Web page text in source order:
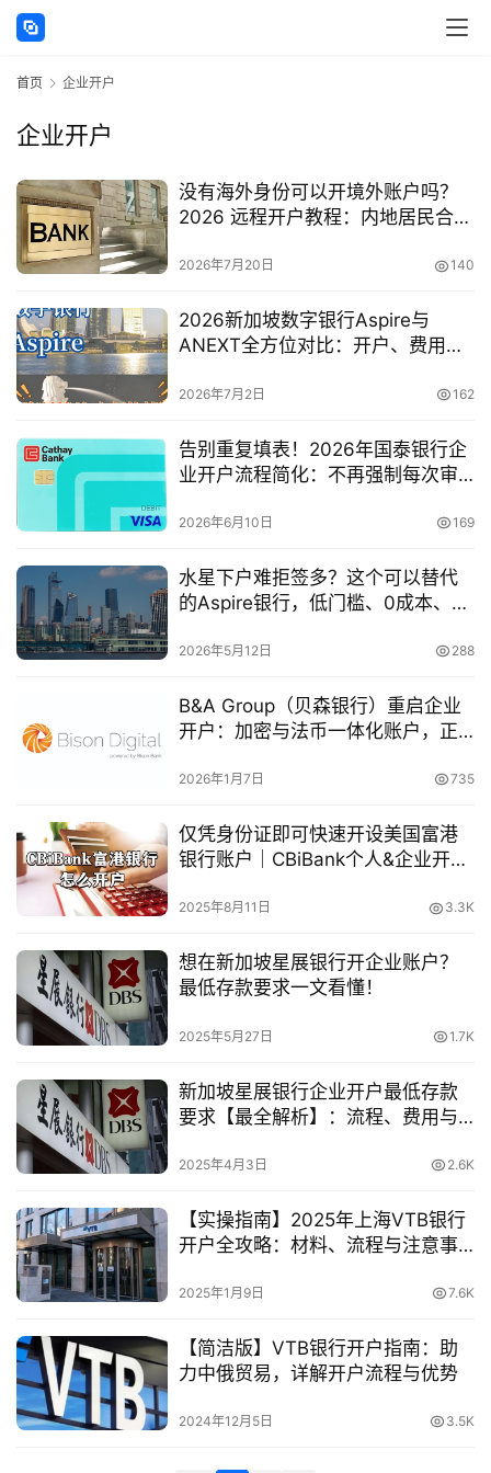
页
跨
资
讯
外
公
海
外
银
行
开
全
付
方
案
球
金
融
牌
照
问
答
区
生
态
作
伙
伴
专
登录 注册
首页 企业开户
企业开户
没有海外身份可以开境外账户吗？
2026 远程开户教程：内地居民合规
2026年7月20日 140
2026新加坡数字银行Aspire与
ANEXT全方位对比：开户、费用、
2026年7月2日 162
告别重复填表！2026年国泰银行企
业开户流程简化：不再强制每次审
账户
2026年6月10日 169
水星下户难拒签多？这个可以替代
的Aspire银行，低门槛、0成本、下
2026年5月12日 288
B&A Group（贝森银行）重启企业
开户：加密与法币一体化账户，正
2026年1月7日 735
仅凭身份证即可快速开设美国富港
银行账户｜CBiBank个人&企业开户
2025年8月11日 3.3K
想在新加坡星展银行开企业账户？
最低存款要求一文看懂！
2025年5月27日 1.7K
新加坡星展银行企业开户最低存款
要求【最全解析】：流程、费用与
2025年4月3日 2.6K
【实操指南】2025年上海VTB银行
开户全攻略：材料、流程与注意事
2025年1月9日 7.6K
【简洁版】VTB银行开户指南：助
力中俄贸易，详解开户流程与优势
2024年12月5日 3.5K